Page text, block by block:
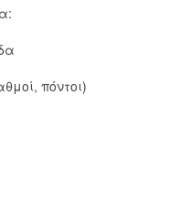
πόντοι)